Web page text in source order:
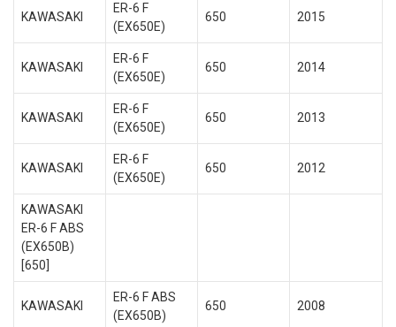
KAWASAKI
ER-6 F
(EX650E)
650 2015
KAWASAKI
ER-6 F
(EX650E)
650 2014
KAWASAKI
ER-6 F
(EX650E)
650 2013
KAWASAKI
ER-6 F
(EX650E)
650 2012
KAWASAKI
ER-6 F ABS
(EX650B)
[650]
KAWASAKI
ER-6 F ABS
(EX650B)
650 2008